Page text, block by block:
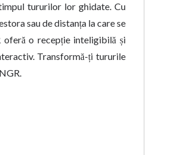
tururilor lor ghidate. Cu
sau de distanța la care se
o recepție inteligibilă și
Transformă-ți tururile